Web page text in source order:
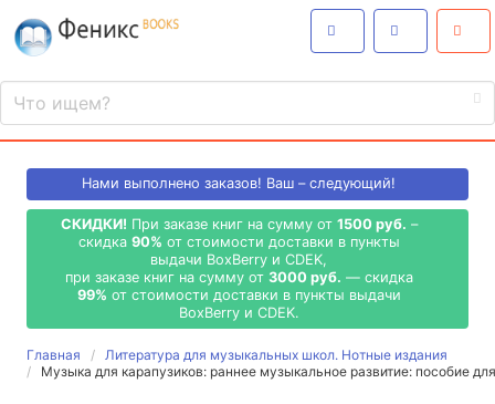
Нами выполнено заказов! Ваш – следующий!
СКИДКИ! При заказе книг на сумму от 1500 руб. –
скидка 90% от стоимости доставки в пункты
выдачи BoxBerry и CDEK,
при заказе книг на сумму от 3000 руб. — скидка
99% от стоимости доставки в пункты выдачи
BoxBerry и CDEK.
Главная
Литература для музыкальных школ. Нотные издания
Музыка для карапузиков: раннее музыкальное развитие: пособие